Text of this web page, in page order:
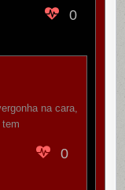
0
na cara,
0